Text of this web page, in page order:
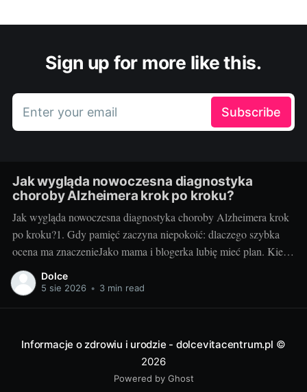
Sign up for more like this.
Enter your email Subscribe
Jak wygląda nowoczesna diagnostyka
choroby Alzheimera krok po kroku?
Jak wygląda nowoczesna diagnostyka choroby Alzheimera krok
po kroku?1. Gdy pamięć zaczyna niepokoić: dlaczego szybka
ocena ma znaczenieJako mama i blogerka lubię mieć plan. Kiedy
u mojej cioci zaczęły się „drobne” zgubienia terminów i
powtarzanie tych samych pytań, myślałam: zmęczenie, stres. Ale
Dolce
5 sie 2026 • 3 min read
Informacje o zdrowiu i urodzie - dolcevitacentrum.pl ©
2026
Powered by Ghost